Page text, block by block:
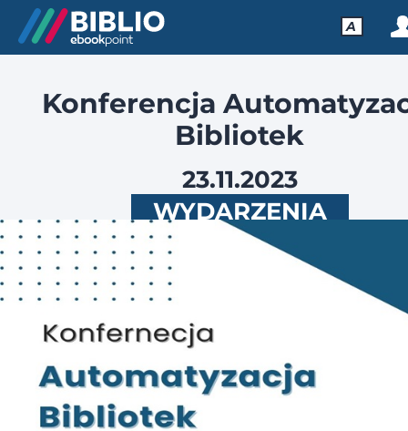
A
Konferencja
Bibliotek
23.11.2023
WYDARZENIA